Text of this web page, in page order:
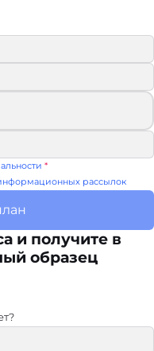
*
рассылок
и получите в
образец